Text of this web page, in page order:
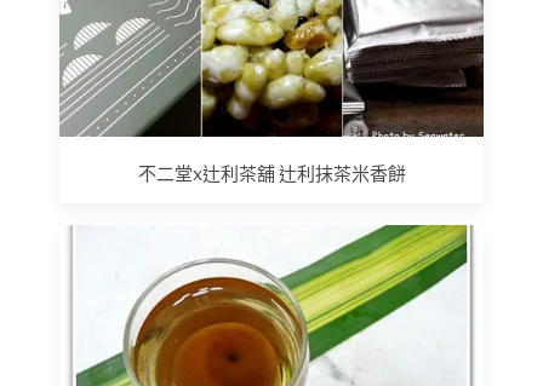
不二堂x辻利茶舖 辻利抹茶米香餅